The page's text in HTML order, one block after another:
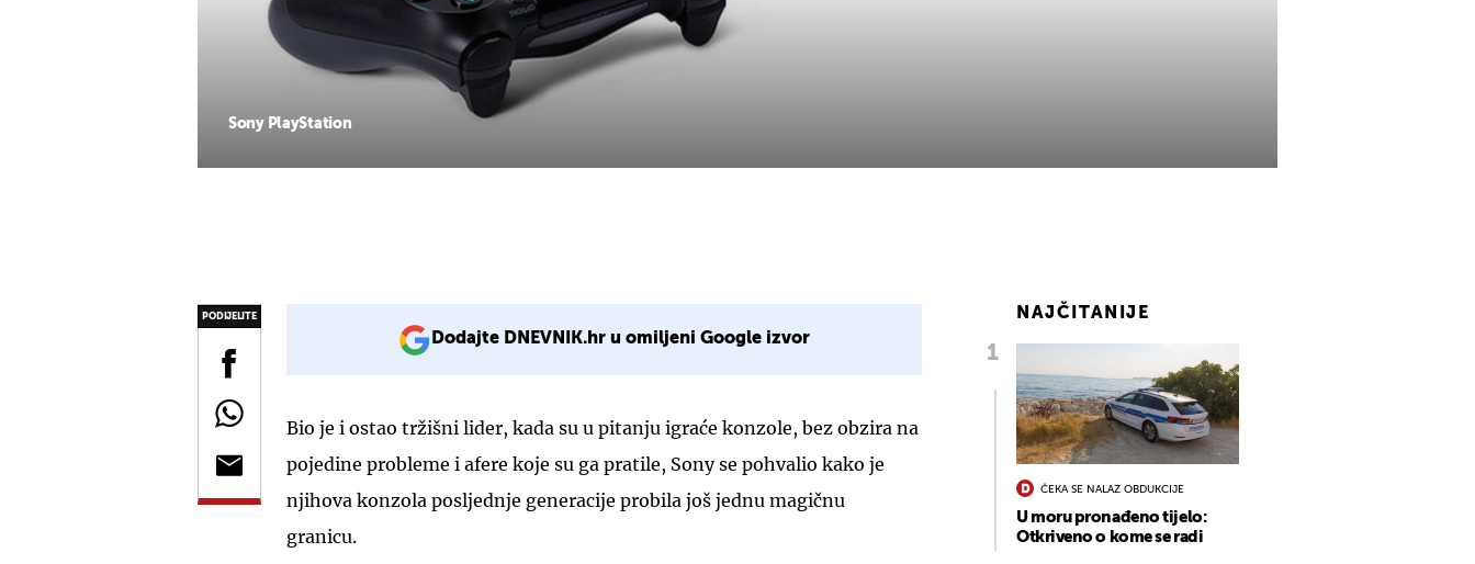
Sony PlayStation
PODIJELITE
Dodajte DNEVNIK.hr u omiljeni Google izvor
Bio je i ostao tržišni lider, kada su u pitanju igraće konzole, bez obzira na
pojedine probleme i afere koje su ga pratile, Sony se pohvalio kako je
njihova konzola posljednje generacije probila još jednu magičnu
granicu.
NAJČITANIJE
ČEKA SE NALAZ OBDUKCIJE
U moru pronađeno tijelo:
Otkriveno o kome se radi